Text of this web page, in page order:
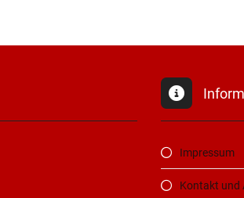
Impressum
Kontakt und